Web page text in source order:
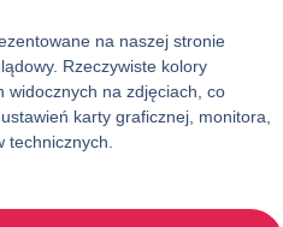
na naszej stronie
Rzeczywiste kolory
widocznych na zdjęciach, co
karty graficznej, monitora,
technicznych.